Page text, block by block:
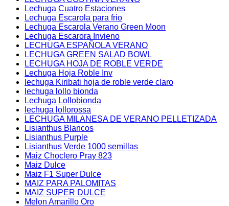
Lechuga Cuatro Estaciones
Lechuga Escarola para frio
Lechuga Escarola Verano Green Moon
Lechuga Escarora Invieno
LECHUGA ESPAÑOLA VERANO
LECHUGA GREEN SALAD BOWL
LECHUGA HOJA DE ROBLE VERDE
Lechuga Hoja Roble Inv
lechuga Kiribati hoja de roble verde claro
lechuga lollo bionda
Lechuga Lollobionda
lechuga lollorossa
LECHUGA MILANESA DE VERANO PELLETIZADA
Lisianthus Blancos
Lisianthus Purple
Lisianthus Verde 1000 semillas
Maiz Choclero Pray 823
Maiz Dulce
Maiz F1 Super Dulce
MAIZ PARA PALOMITAS
MAIZ SUPER DULCE
Melon Amarillo Oro